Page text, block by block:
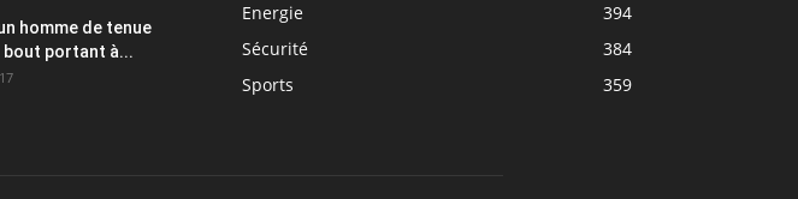
homme de tenue
bout portant à...
Energie
394
Sécurité
384
Sports
359